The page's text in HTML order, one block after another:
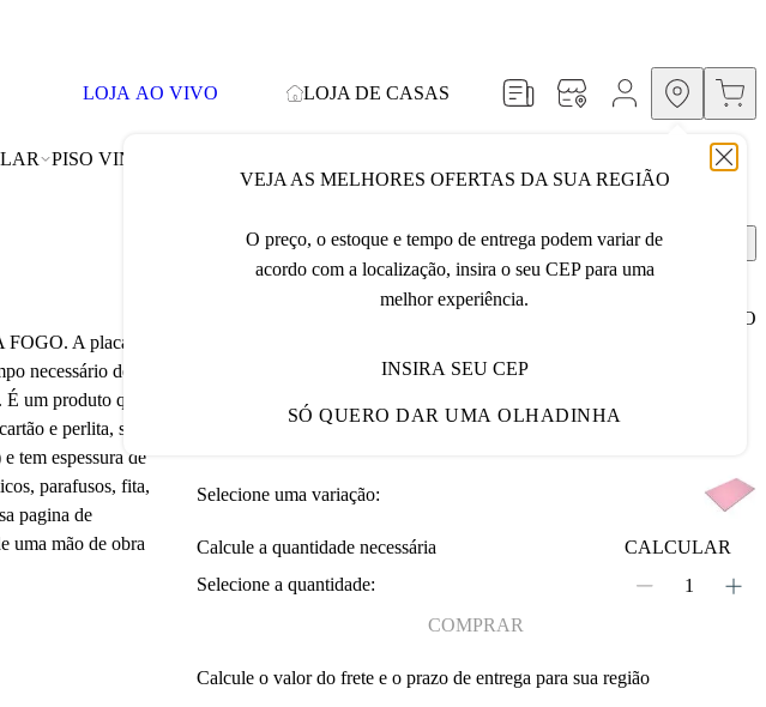
LOJA AO VIVO LOJA DE CASAS
PISO VINÍLICO
VEJA AS MELHORES OFERTAS DA SUA REGIÃO
O preço, o estoque e tempo de entrega podem variar de
acordo com a localização, insira o seu CEP para uma
melhor experiência.
INSIRA SEU CEP
SÓ QUERO DAR UMA OLHADINHA
FOGO. A placa
necessário de
um produto que
e perlita, seu
tem espessura de
parafusos, fita,
pagina de
uma mão de obra
Placa de Gesso Drywall RF 15 X 1200 X 1800mm
VER DESCRITIVO DO PRODUTO
Selecione uma variação:
Calcule a quantidade necessária
CALCULAR
Selecione a quantidade:
COMPRAR
Calcule o valor do frete e o prazo de entrega para sua região